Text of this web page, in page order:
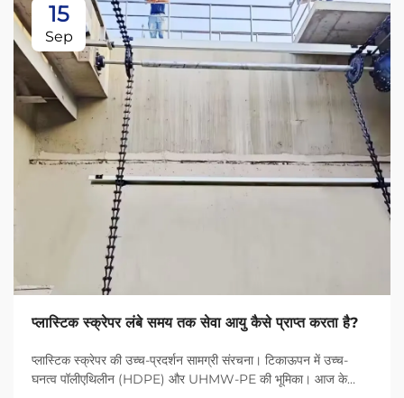
15
Sep
प्लास्टिक स्क्रेपर लंबे समय तक सेवा आयु कैसे प्राप्त करता है?
प्लास्टिक स्क्रेपर की उच्च-प्रदर्शन सामग्री संरचना। टिकाऊपन में उच्च-
घनत्व पॉलीएथिलीन (HDPE) और UHMW-PE की भूमिका। आज के